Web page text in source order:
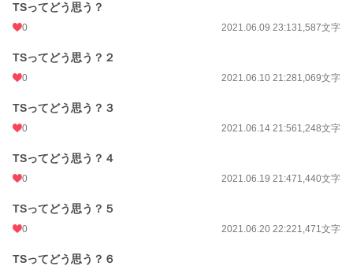
TSってどう思う？
0 2021.06.09 23:131,587文字
TSってどう思う？２
0 2021.06.10 21:281,069文字
TSってどう思う？３
0 2021.06.14 21:561,248文字
TSってどう思う？４
0 2021.06.19 21:471,440文字
TSってどう思う？５
0 2021.06.20 22:221,471文字
TSってどう思う？６